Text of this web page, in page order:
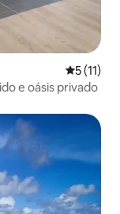
5 de uma
5 (11)
e oásis privado